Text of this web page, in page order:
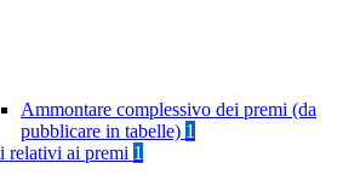
Ammontare complessivo dei premi (da
pubblicare in tabelle) 1
relativi ai premi 1